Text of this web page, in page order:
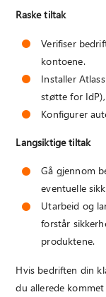
Raske tiltak
Verifiser
kontoene.
Installer
støtte for
Konfigurer
Langsiktige tiltak
Gå gjennom
eventuelle
Utarbeid og
forstår
produktene.
Hvis bedriften din
du allerede